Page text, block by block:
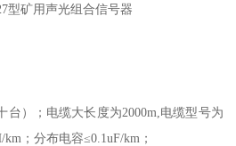
型矿用声光组合信号器
）；电缆大长度为2000m,电缆型号为
；分布电容≤0.1uF/km；